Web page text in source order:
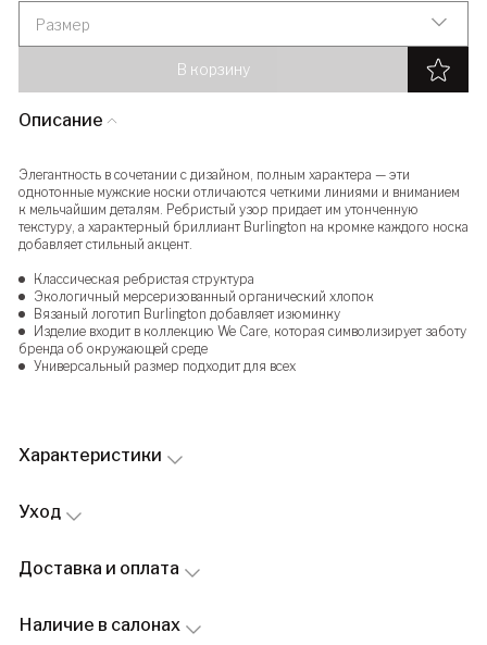
Размер
В корзину
Описание
Элегантность в сочетании с дизайном, полным характера — эти
однотонные мужские носки отличаются четкими линиями и вниманием
к мельчайшим деталям. Ребристый узор придает им утонченную
текстуру, а характерный бриллиант Burlington на кромке каждого носка
добавляет стильный акцент.
Классическая ребристая структура
Экологичный мерсеризованный органический хлопок
Вязаный логотип Burlington добавляет изюминку
Изделие входит в коллекцию We Care, которая символизирует заботу
бренда об окружающей среде
Универсальный размер подходит для всех
Характеристики
Уход
Доставка и оплата
Наличие в салонах